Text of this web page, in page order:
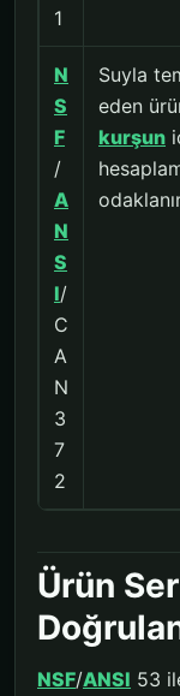
1
N
S
F
/
A
N
S
I/
C
A
N
3
7
2
Suyla
eden
kurşun
Ürün
NSF/ANSI 53